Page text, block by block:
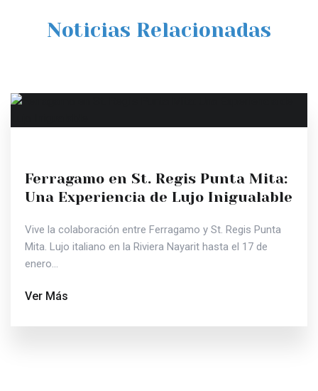
Noticias Relacionadas
Ferragamo en St. Regis Punta Mita:
Una Experiencia de Lujo Inigualable
Vive la colaboración entre Ferragamo y St. Regis Punta
Mita. Lujo italiano en la Riviera Nayarit hasta el 17 de
enero...
Ver Más